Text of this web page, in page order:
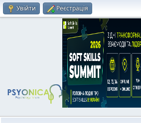
Увійти Реєстрація